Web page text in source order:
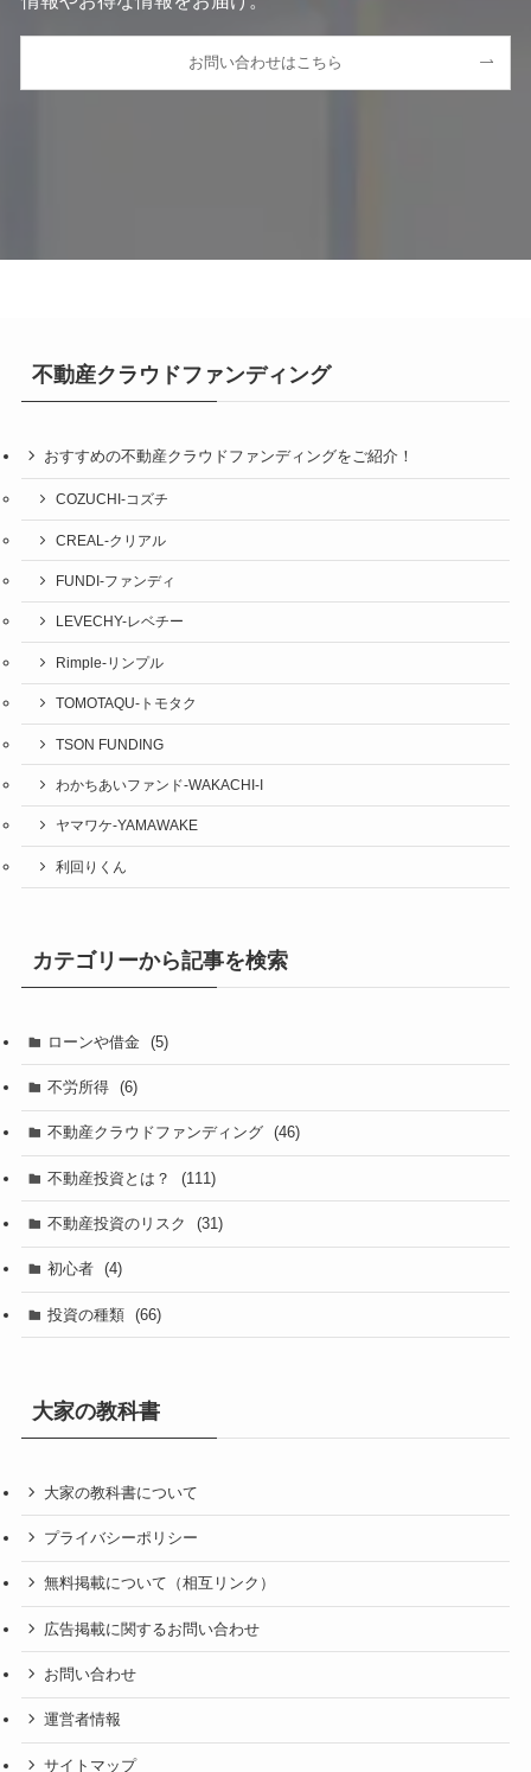
お問い合わせはこちら
不動産クラウドファンディング
おすすめの不動産クラウドファンディングをご紹介！
COZUCHI-コズチ
CREAL-クリアル
FUNDI-ファンディ
LEVECHY-レベチー
Rimple-リンプル
TOMOTAQU-トモタク
TSON FUNDING
わかちあいファンド-WAKACHI-I
ヤマワケ-YAMAWAKE
利回りくん
カテゴリーから記事を検索
ローンや借金 (5)
不労所得 (6)
不動産クラウドファンディング (46)
不動産投資とは？ (111)
不動産投資のリスク (31)
初心者 (4)
投資の種類 (66)
大家の教科書
大家の教科書について
プライバシーポリシー
無料掲載について（相互リンク）
広告掲載に関するお問い合わせ
お問い合わせ
運営者情報
サイトマップ